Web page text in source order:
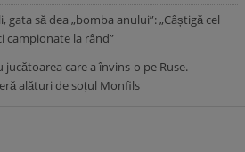
gata să dea „bomba anului”: „Câștigă cel
campionate la rând”
care a învins-o pe Ruse.
alături de soțul Monfils